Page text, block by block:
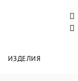
ИЗДЕЛИЯ